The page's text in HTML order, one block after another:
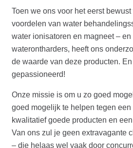
Toen we ons voor het eerst
voordelen van water
water ionisatoren en magneet –
waterontharders, heeft ons
de waarde van deze producten.
gepassioneerd!
Onze missie is om u zo goed
goed mogelijk te helpen tegen
kwalitatief goede producten en
Van ons zul je geen extravagante
– die helaas wel vaak door